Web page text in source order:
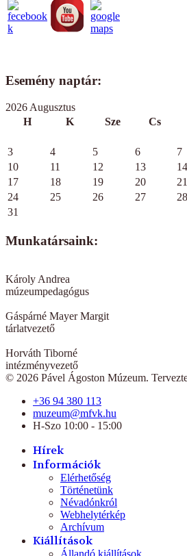
Esemény naptár:
2026 Augusztus
H
K Sze Cs
3
4 5 6 7
10
11 12 13 14
17
18 19 20 21
24
25 26 27 28
31
Munkatársaink:
Károly Andrea
múzeumpedagógus
Gáspárné Mayer Margit
tárlatvezető
Horváth Tiborné
intézményvezető
© 2026 Pável Ágoston Múzeum.
+36 94 380 113
muzeum@mfvk.hu
H-Szo 10:00 - 15:00
Hírek
Információk
Elérhetőség
Történetünk
Névadónkról
Webhelytérkép
Archívum
Kiállítások